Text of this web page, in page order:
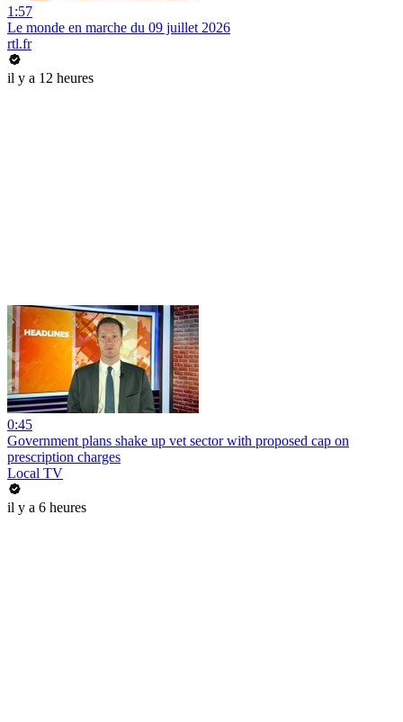
1:57
Le monde en marche du 09 juillet 2026
rtl.fr
il y a 12 heures
0:45
Government plans shake up vet sector with proposed cap on
prescription charges
Local TV
il y a 6 heures